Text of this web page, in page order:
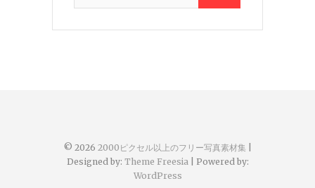
© 2026 2000ピクセル以上のフリー写真素材集
Designed by: Theme Freesia| Powered by:
WordPress